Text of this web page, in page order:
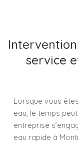
service
Lorsque vous
eau, le temps
entreprise
eau rapide à